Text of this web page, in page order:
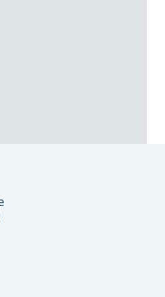
Minden jog fenntartva.